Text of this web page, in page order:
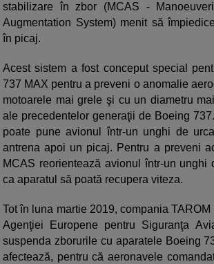
stabilizare în zbor (MCAS -
Augmentation System) menit să
în picaj.
Acest sistem a fost conceput special
737 MAX pentru a preveni o anomalie
motoarele mai grele şi cu un diametru
ale precedentelor generaţii de Boeing
poate pune avionul într-un unghi de
antrena apoi un picaj. Pentru a preveni
MCAS reorientează avionul într-un unghi
ca aparatul să poată recupera viteza.
Tot în luna martie 2019, compania
Agenţiei Europene pentru Siguranţa
suspenda zborurile cu aparatele Boeing
afectează, pentru că aeronavele